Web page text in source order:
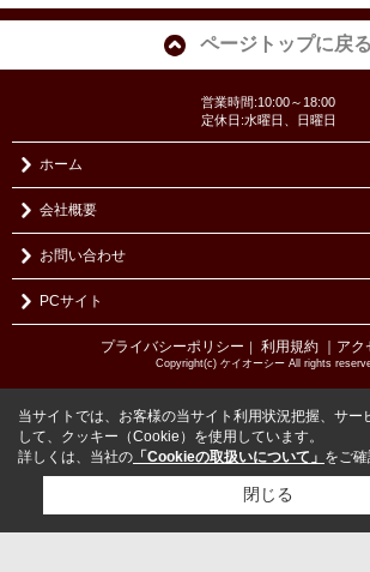
ページトップに戻る
営業時間:10:00～18:00
定休日:水曜日、日曜日
ホーム
会社概要
お問い合わせ
PCサイト
プライバシーポリシー ｜ 利用規約 ｜ア
Copyright(c) ケイオーシー All rights
当サイトでは、お客様の当サイト利用状況把握、サー
して、クッキー（Cookie）を使用しています。
詳しくは、当社の 「Cookieの取扱いについて」 をご確
閉じる